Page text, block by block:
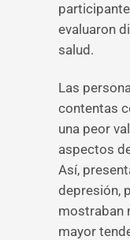
evaluaron
salud.
Las
contentas
una peor
aspectos
Así,
depresión,
mostraban
mayor